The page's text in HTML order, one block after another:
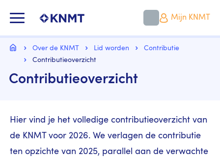
naar
gaan
Mijn KNMT
Kruimelpad
HomeOver de KNMT Lid worden
Contributie
Contributieoverzicht
Contributieoverzicht
Hier vind je het volledige contributieoverzicht van
de KNMT voor 2026. We verlagen de contributie
ten opzichte van 2025, parallel aan de verwachte